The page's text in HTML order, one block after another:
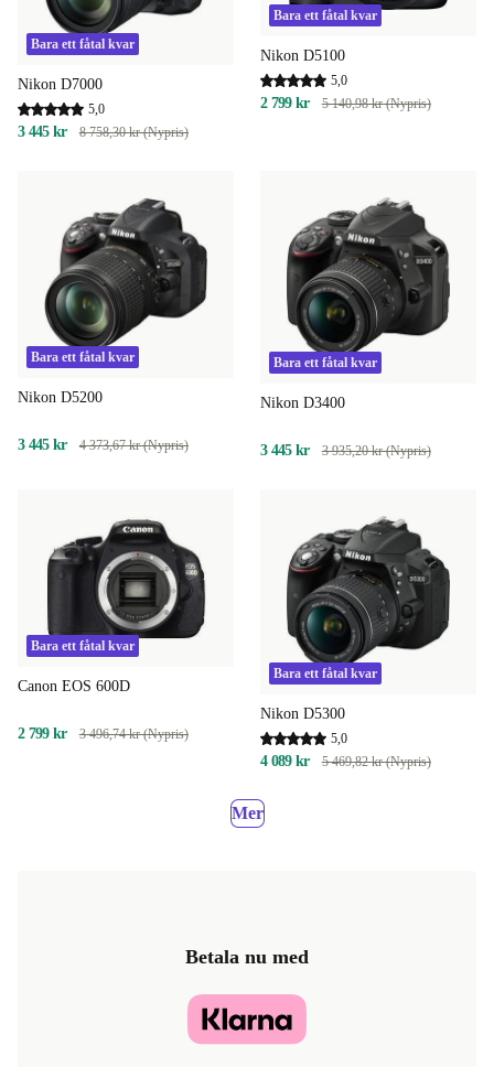
Bara ett fåtal kvar
Nikon D7000
5,0
3 445 kr 8 758,30 kr (Nypris)
Bara ett fåtal kvar
Nikon D5100
5,0
2 799 kr 5 140,98 kr (Nypris)
Bara ett fåtal kvar
Nikon D5200
3 445 kr 4 373,67 kr (Nypris)
Bara ett fåtal kvar
Nikon D3400
3 445 kr 3 935,20 kr (Nypris)
Bara ett fåtal kvar
Canon EOS 600D
2 799 kr 3 496,74 kr (Nypris)
Bara ett fåtal kvar
Nikon D5300
5,0
4 089 kr 5 469,82 kr (Nypris)
Mer
Betala nu med